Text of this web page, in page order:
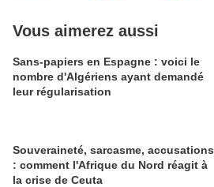
Vous aimerez aussi
Sans-papiers en Espagne : voici le
nombre d'Algériens ayant demandé
leur régularisation
Souveraineté, sarcasme, accusations
: comment l'Afrique du Nord réagit à
la crise de Ceuta